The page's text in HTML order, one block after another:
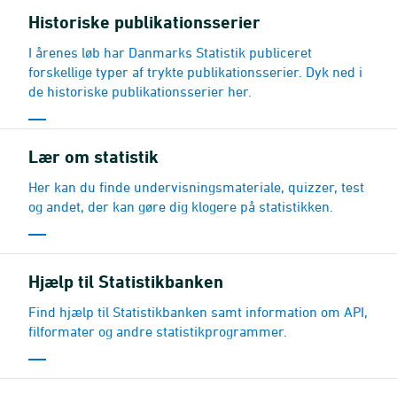
Historiske publikationsserier
I årenes løb har Danmarks Statistik publiceret
forskellige typer af trykte publikationsserier. Dyk ned i
de historiske publikationsserier her.
Lær om statistik
Her kan du finde undervisningsmateriale, quizzer, test
og andet, der kan gøre dig klogere på statistikken.
Hjælp til Statistikbanken
Find hjælp til Statistikbanken samt information om API,
filformater og andre statistikprogrammer.